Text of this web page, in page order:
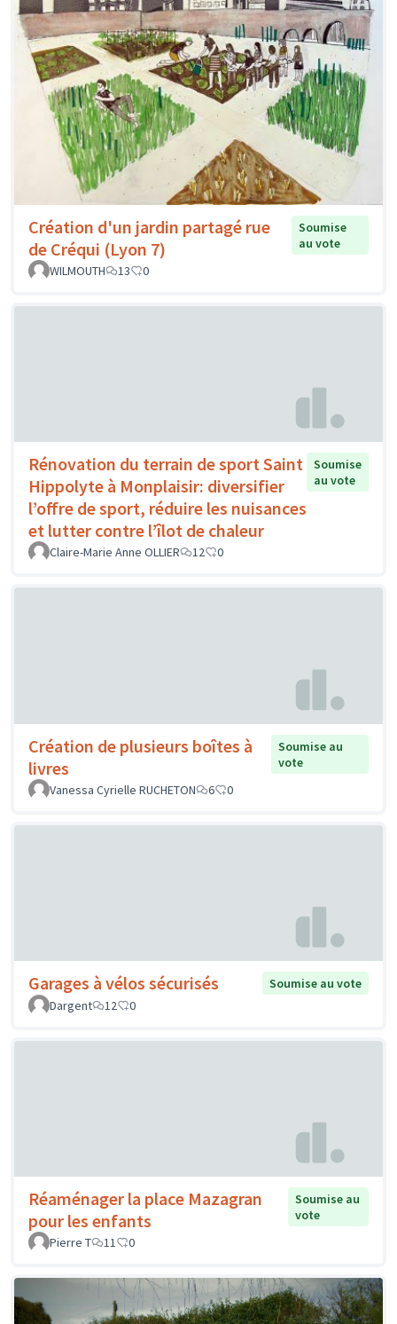
Création d'un jardin partagé rue
de Créqui (Lyon 7)
Soumise
au vote
WILMOUTH
13 0
Rénovation du terrain de sport Saint
Hippolyte à Monplaisir: diversifier
l’offre de sport, réduire les nuisances
et lutter contre l’îlot de chaleur
Soumise
au vote
Claire-Marie Anne OLLIER 12 0
Création de plusieurs boîtes à
livres
Soumise au
vote
Vanessa Cyrielle RUCHETON
6 0
Garages à vélos sécurisés
Soumise au vote
Dargent
12 0
Réaménager la place Mazagran
pour les enfants
Soumise au
vote
Pierre T
11 0